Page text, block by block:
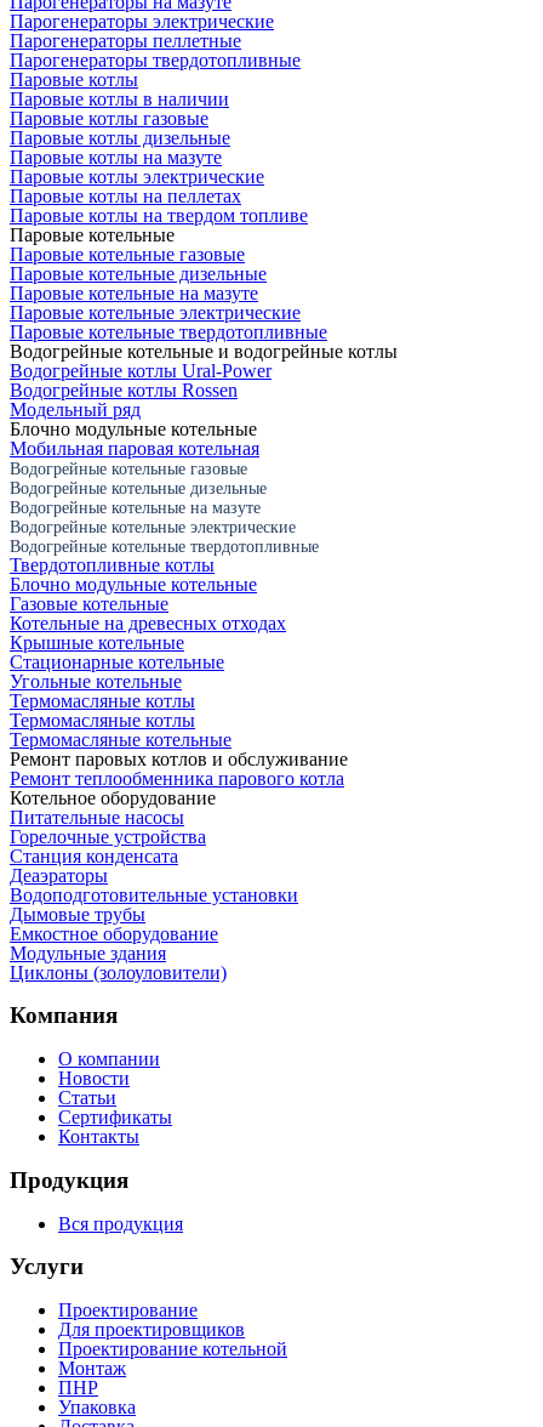
Парогенераторы электрические
Парогенераторы пеллетные
Парогенераторы твердотопливные
Паровые котлы
Паровые котлы в наличии
Паровые котлы газовые
Паровые котлы дизельные
Паровые котлы на мазуте
Паровые котлы электрические
Паровые котлы на пеллетах
Паровые котлы на твердом топливе
Паровые котельные
Паровые котельные газовые
Паровые котельные дизельные
Паровые котельные на мазуте
Паровые котельные электрические
Паровые котельные твердотопливные
Водогрейные котельные и водогрейные котлы
Водогрейные котлы Ural-Power
Водогрейные котлы Rossen
Модельный ряд
Блочно модульные котельные
Мобильная паровая котельная
Водогрейные котельные газовые
Водогрейные котельные дизельные
Водогрейные котельные на мазуте
Водогрейные котельные электрические
Водогрейные котельные твердотопливные
Твердотопливные котлы
Блочно модульные котельные
Газовые котельные
Котельные на древесных отходах
Крышные котельные
Стационарные котельные
Угольные котельные
Термомасляные котлы
Термомасляные котлы
Термомасляные котельные
Ремонт паровых котлов и обслуживание
Ремонт теплообменника парового котла
Котельное оборудование
Питательные насосы
Горелочные устройства
Станция конденсата
Деаэраторы
Водоподготовительные установки
Дымовые трубы
Емкостное оборудование
Mодульные здания
Циклоны (золоуловители)
Компания
О компании
Новости
Статьи
Сертификаты
Контакты
Продукция
Вся продукция
Услуги
Проектирование
Для проектировщиков
Проектирование котельной
Монтаж
ПНР
Упаковка